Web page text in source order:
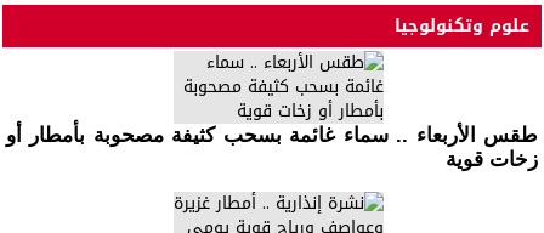
علوم وتكنولوجيا
طقس الأربعاء .. سماء غائمة بسحب كثيفة مصحوبة بأمطار أو
زخات قوية